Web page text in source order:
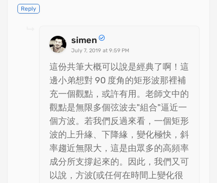
Reply
simen
July 7, 2019 at 9:59 PM
這份共筆大概可以說是經典了啊！這
邊小弟想對 90 度角的矩形波那裡補
充一個觀點，或許有用。老師文中的
觀點是無限多個弦波去"組合"逼近一
個方波。若我們反過來看，一個矩形
波的上升緣、下降緣，變化極快，斜
率趨近無限大，這是由眾多的高頻率
成分所支撐起來的。因此，我們又可
以說，方波(或任何在時間上變化很